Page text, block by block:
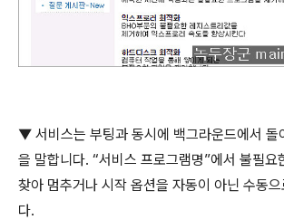
▼ 서비스는 부팅과 동시에 백그라운드에서 돌
을 말합니다. “서비스 프로그램명”에서 불필요
찾아 멈추거나 시작 옵션을 자동이 아닌 수동으
다.